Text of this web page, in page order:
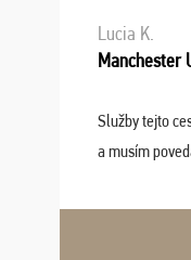
Lucia K.
Manchester
Služby tejto
a musím
dispozícii